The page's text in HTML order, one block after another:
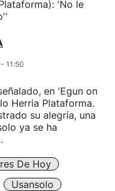
'No le
11:50
en 'Egun on
Herria Plataforma.
su alegría, una
ya se ha
De Hoy
Usansolo